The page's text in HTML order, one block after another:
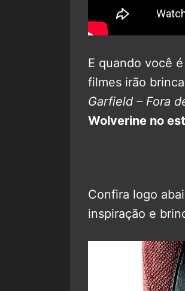
E quando você
filmes irão
Garfield – Fora
Wolverine no
Confira logo
inspiração e